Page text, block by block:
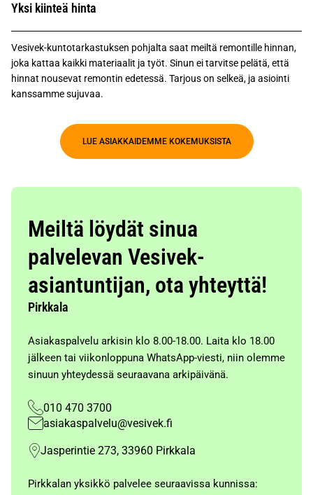
Yksi kiinteä hinta
Vesivek-kuntotarkastuksen pohjalta saat meiltä remontille hinnan,
joka kattaa kaikki materiaalit ja työt. Sinun ei tarvitse pelätä, että
hinnat nousevat remontin edetessä. Tarjous on selkeä, ja asiointi
kanssamme sujuvaa.
LUE ASIAKKAIDEMME KOKEMUKSISTA
Meiltä löydät sinua
palvelevan Vesivek-
asiantuntijan, ota yhteyttä!
Pirkkala
Asiakaspalvelu arkisin klo 8.00-18.00. Laita klo 18.00
jälkeen tai viikonloppuna WhatsApp-viesti, niin olemme
sinuun yhteydessä seuraavana arkipäivänä.
010 470 3700
asiakaspalvelu@vesivek.fi
Jasperintie 273, 33960 Pirkkala
Pirkkalan yksikkö palvelee seuraavissa kunnissa: